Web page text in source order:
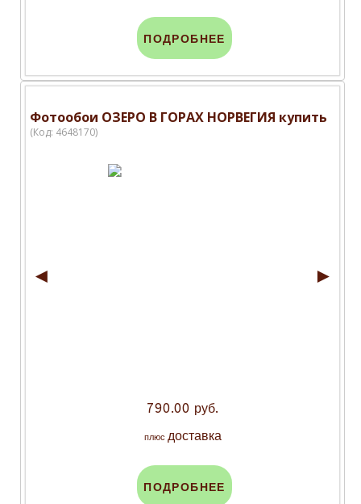
ПОДРОБНЕЕ
Фотообои ОЗЕРО В ГОРАХ НОРВЕГИЯ купить
(Код: 4648170)
◄ ►
790.00 руб.
плюс доставка
ПОДРОБНЕЕ